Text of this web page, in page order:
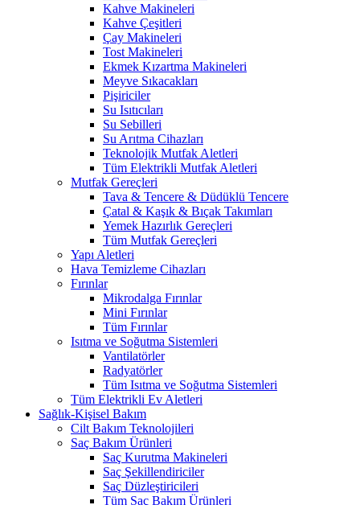
Kahve Makineleri
Kahve Çeşitleri
Çay Makineleri
Tost Makineleri
Ekmek Kızartma Makineleri
Meyve Sıkacakları
Pişiriciler
Su Isıtıcıları
Su Sebilleri
Su Arıtma Cihazları
Teknolojik Mutfak Aletleri
Tüm Elektrikli Mutfak Aletleri
Mutfak Gereçleri
Tava & Tencere & Düdüklü Tencere
Çatal & Kaşık & Bıçak Takımları
Yemek Hazırlık Gereçleri
Tüm Mutfak Gereçleri
Yapı Aletleri
Hava Temizleme Cihazları
Fırınlar
Mikrodalga Fırınlar
Mini Fırınlar
Tüm Fırınlar
Isıtma ve Soğutma Sistemleri
Vantilatörler
Radyatörler
Tüm Isıtma ve Soğutma Sistemleri
Tüm Elektrikli Ev Aletleri
Sağlık-Kişisel Bakım
Cilt Bakım Teknolojileri
Saç Bakım Ürünleri
Saç Kurutma Makineleri
Saç Şekillendiriciler
Saç Düzleştiricileri
Tüm Saç Bakım Ürünleri